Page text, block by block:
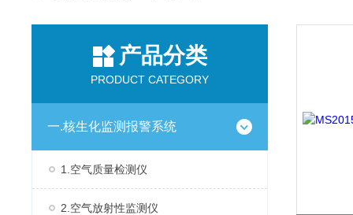
产品分类
PRODUCT CATEGORY
一.核生化监测报警系统
1.空气质量检测仪
2.空气放射性监测仪